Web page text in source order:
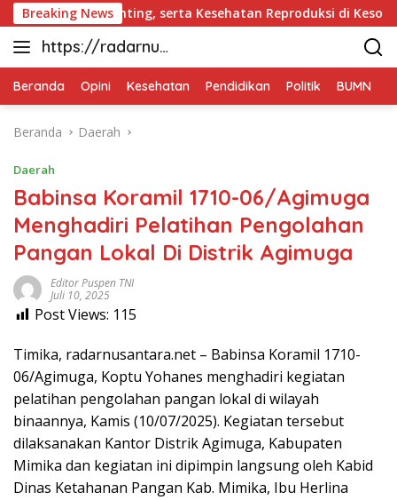
Langsung
ke
konten
Breaking News
Stunting, serta Kesehatan Reproduksi di Kesongo
https://radarnus
antara.net
Beranda Opini Kesehatan Pendidikan Politik BUMN
Beranda Daerah
Daerah
Babinsa Koramil 1710-06/Agimuga
Menghadiri Pelatihan Pengolahan
Pangan Lokal Di Distrik Agimuga
Editor Puspen TNI
Juli 10, 2025
Post Views: 115
Timika, radarnusantara.net – Babinsa Koramil 1710-
06/Agimuga, Koptu Yohanes menghadiri kegiatan
pelatihan pengolahan pangan lokal di wilayah
binaannya, Kamis (10/07/2025). Kegiatan tersebut
dilaksanakan Kantor Distrik Agimuga, Kabupaten
Mimika dan kegiatan ini dipimpin langsung oleh Kabid
Dinas Ketahanan Pangan Kab. Mimika, Ibu Herlina